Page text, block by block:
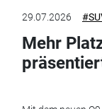
29.07.2026
Mehr